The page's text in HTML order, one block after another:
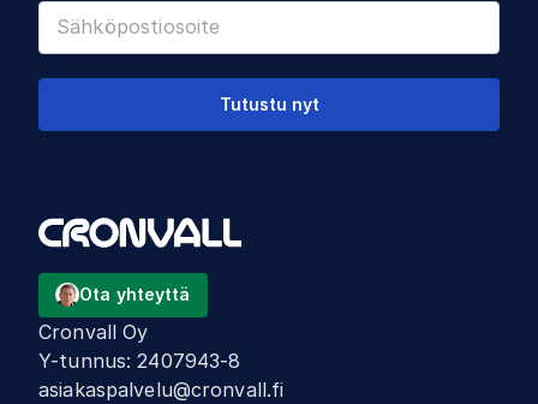
Tutustu nyt
Ota yhteyttä
Cronvall Oy
Y-tunnus:2407943-8
asiakaspalvelu@cronvall.fi